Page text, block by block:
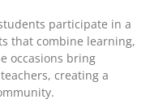
participate in a
that combine learning,
occasions bring
creating a